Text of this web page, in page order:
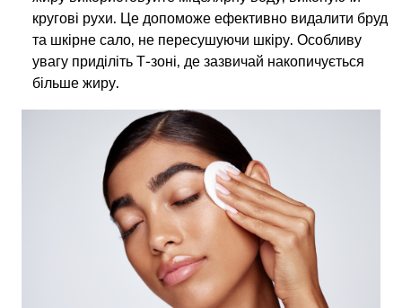
кругові рухи. Це допоможе ефективно видалити бруд
та шкірне сало, не пересушуючи шкіру. Особливу
увагу приділіть Т-зоні, де зазвичай накопичується
більше жиру.